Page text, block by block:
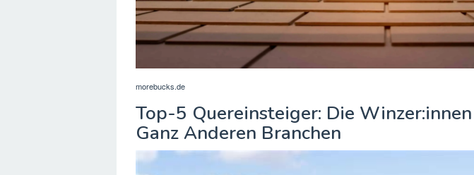
morebucks.de
Top-5 Quereinsteiger: Die
Ganz Anderen Branchen